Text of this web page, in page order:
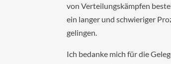
von Verteilungskämpfen
ein langer und schwieriger
gelingen.
Ich bedanke mich für die